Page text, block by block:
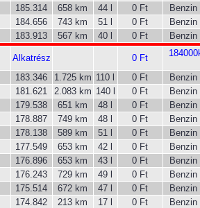
185.314
658 km 44 l 0 Ft
Benzin
184.656
743 km 51 l 0 Ft
Benzin
183.913
567 km 40 l 0 Ft Benzin
Alkatrész 0 Ft
183.346 1.725 km 110 l 0 Ft
Benzin
181.621
2.083 km 140 l 0 Ft
Benzin
179.538
651 km 48 l 0 Ft
Benzin
178.887
749 km 48 l 0 Ft
Benzin
178.138
589 km 51 l 0 Ft
Benzin
177.549
653 km 42 l 0 Ft
Benzin
176.896
653 km 43 l 0 Ft
Benzin
176.243
729 km 49 l 0 Ft
Benzin
175.514
672 km 47 l 0 Ft
Benzin
174.842
213 km 17 l 0 Ft
Benzin